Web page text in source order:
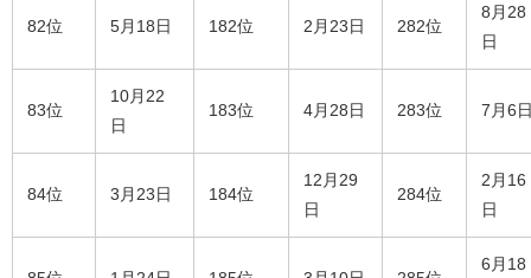
82位 5月18日 182位 2月23日 282位
8月28
日
83位
10月22
日
183位 4月28日 283位 7月6
84位 3月23日 184位
12月29
日
284位
2月16
日
6月18